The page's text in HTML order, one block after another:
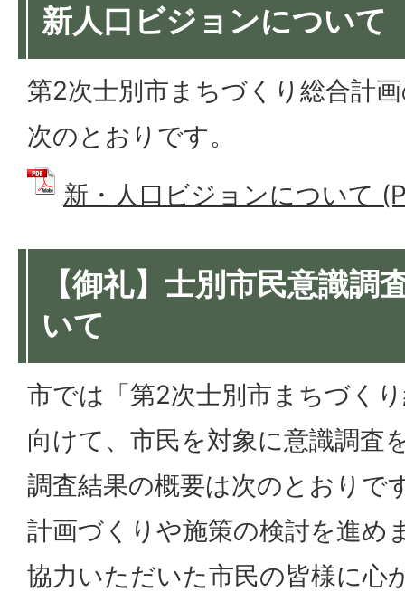
新人口ビジョンについて
第2次士別市まちづくり総合計
次のとおりです。
新・人口ビジョンについて
【御礼】士別市民意識調
いて
市では「第2次士別市まちづく
向けて、市民を対象に意識調査
調査結果の概要は次のとおりで
計画づくりや施策の検討を進め
協力いただいた市民の皆様に心